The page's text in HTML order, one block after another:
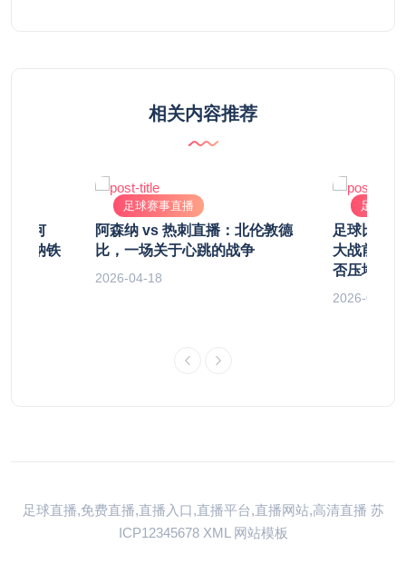
相关内容推荐
如何
森纳铁
足球赛事直播
阿森纳 vs 热刺直播：北伦敦德
比，一场关于心跳的战争
2026-04-18
足球赛
足球比赛
大战前瞻
否压垮切
2026-04-12
足球直播,免费直播,直播入口,直播平台,直播网站,高清直播 苏
ICP12345678 XML 网站模板